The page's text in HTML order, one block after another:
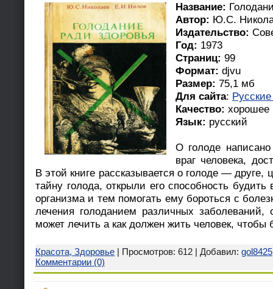
Название:
Автор: Ю.С.
Издательство:
Год: 1973
Страниц: 99
Формат: djvu
Размер: 75,1 мб
Для сайта: Русские
Качество: хорошее
Язык: русский
О голоде
враг человека,
В этой книге рассказывается о голоде — друге,
тайну голода, открыли его способность
организма и тем помогать ему бороться с
лечения голоданием различных
может лечить а как должен жить человек,
Красота, Здоровье | Просмотров: 612 | Добавил: gol8425
Комментарии (0)